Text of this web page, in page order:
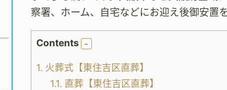
察署、ホーム、自宅などにお迎え後御安置
Contents
1. 火葬式【東住吉区直葬】
1.1. 直葬【東住吉区直葬】